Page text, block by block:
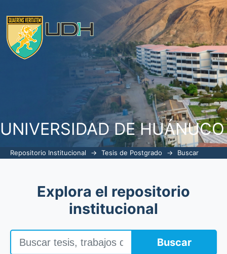
UNIVERSIDAD DE HUÁNUCO
Repositorio Institucional → Tesis de Postgrado → Buscar
Explora el repositorio
institucional
Buscar